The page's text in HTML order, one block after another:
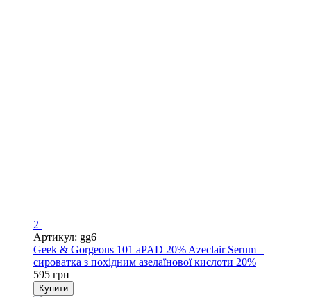
2
Артикул: gg6
Geek & Gorgeous 101 aPAD 20% Azeclair Serum –
сироватка з похідним азелаїнової кислоти 20%
595 грн
Купити